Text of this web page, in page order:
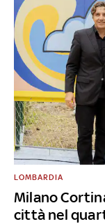
Milano
città nel
LOMBARDIA